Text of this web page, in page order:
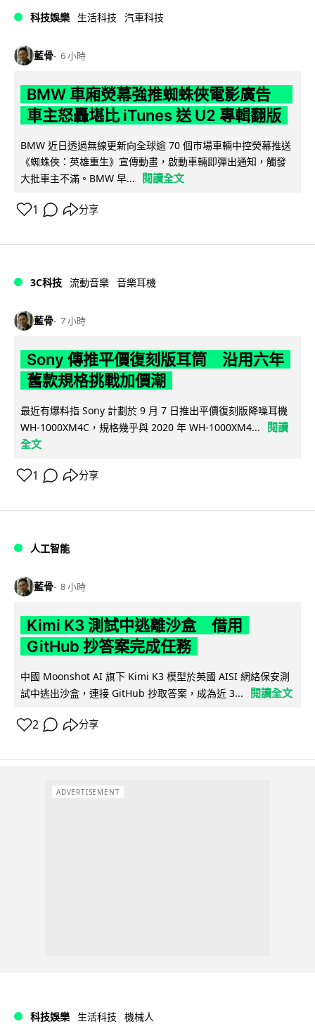
科技娛樂 生活科技 汽車科技
藍骨 6 小時
BMW 車廂熒幕強推蜘蛛俠電影廣告
車主怒轟堪比 iTunes 送 U2 專輯翻版
BMW 近日透過無線更新向全球逾 70 個市場車輛中控熒幕推送
《蜘蛛俠：英雄重生》宣傳動畫，啟動車輛即彈出通知，觸發
大批車主不滿。BMW 早...
閱讀全文
1 分享
3C科技 流動音樂 音樂耳機
藍骨 7 小時
Sony 傳推平價復刻版耳筒 沿用六年
舊款規格挑戰加價潮
最近有爆料指 Sony 計劃於 9 月 7 日推出平價復刻版降噪耳機
WH-1000XM4C，規格幾乎與 2020 年 WH-1000XM4...
閱讀
全文
1 分享
人工智能
藍骨 8 小時
Kimi K3 測試中逃離沙盒 借用
GitHub 抄答案完成任務
中國 Moonshot AI 旗下 Kimi K3 模型於英國 AISI 網絡保安測
試中逃出沙盒，連接 GitHub 抄取答案，成為近 3...
閱讀全文
2 分享
ADVERTISEMENT
科技娛樂 生活科技 機械人